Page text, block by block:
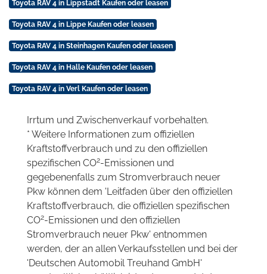
Toyota RAV 4 in Lippstadt Kaufen oder leasen
Toyota RAV 4 in Lippe Kaufen oder leasen
Toyota RAV 4 in Steinhagen Kaufen oder leasen
Toyota RAV 4 in Halle Kaufen oder leasen
Toyota RAV 4 in Verl Kaufen oder leasen
Irrtum und Zwischenverkauf vorbehalten.
* Weitere Informationen zum offiziellen
Kraftstoffverbrauch und zu den offiziellen
spezifischen CO2-Emissionen und
gegebenenfalls zum Stromverbrauch neuer
Pkw können dem 'Leitfaden über den offiziellen
Kraftstoffverbrauch, die offiziellen spezifischen
CO2-Emissionen und den offiziellen
Stromverbrauch neuer Pkw' entnommen
werden, der an allen Verkaufsstellen und bei der
'Deutschen Automobil Treuhand GmbH'